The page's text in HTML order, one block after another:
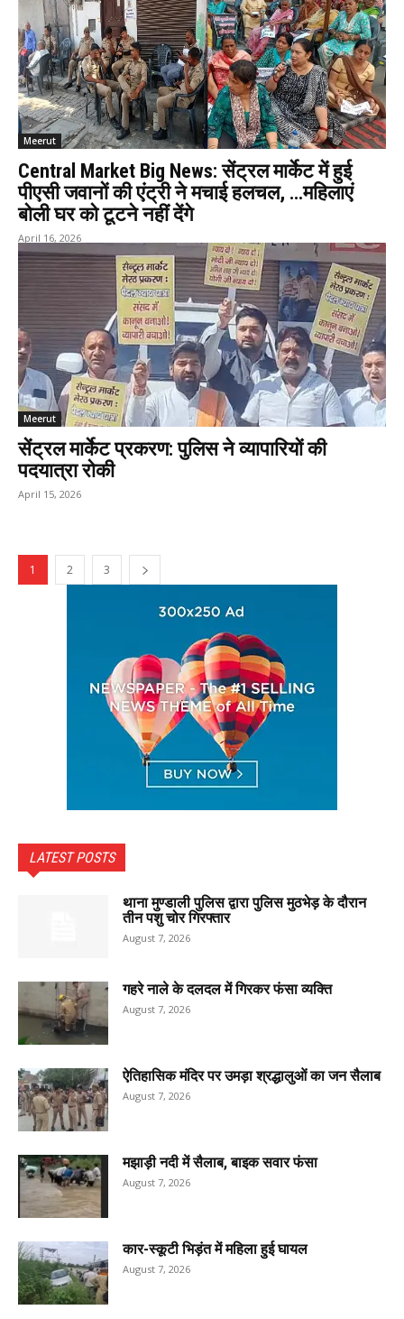
Meerut
Central Market Big News: सेंट्रल मार्केट में हुई
पीएसी जवानों की एंट्री ने मचाई हलचल, …महिलाएं
बोली घर को टूटने नहीं देंगे
April 16, 2026
Meerut
सेंट्रल मार्केट प्रकरण: पुलिस ने व्यापारियों की
पदयात्रा रोकी
April 15, 2026
1 2 3
LATEST POSTS
थाना मुण्डाली पुलिस द्वारा पुलिस मुठभेड़ के दौरान
तीन पशु चोर गिरफ्तार
August 7, 2026
गहरे नाले के दलदल में गिरकर फंसा व्यक्ति
August 7, 2026
ऐतिहासिक मंदिर पर उमड़ा श्रद्धालुओं का जन सैलाब
August 7, 2026
मझाड़ी नदी में सैलाब, बाइक सवार फंसा
August 7, 2026
कार-स्कूटी भिड़ंत में महिला हुई घायल
August 7, 2026